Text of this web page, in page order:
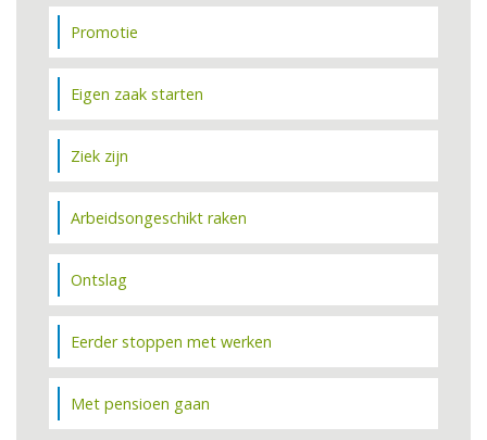
Promotie
Eigen zaak starten
Ziek zijn
Arbeidsongeschikt raken
Ontslag
Eerder stoppen met werken
Met pensioen gaan